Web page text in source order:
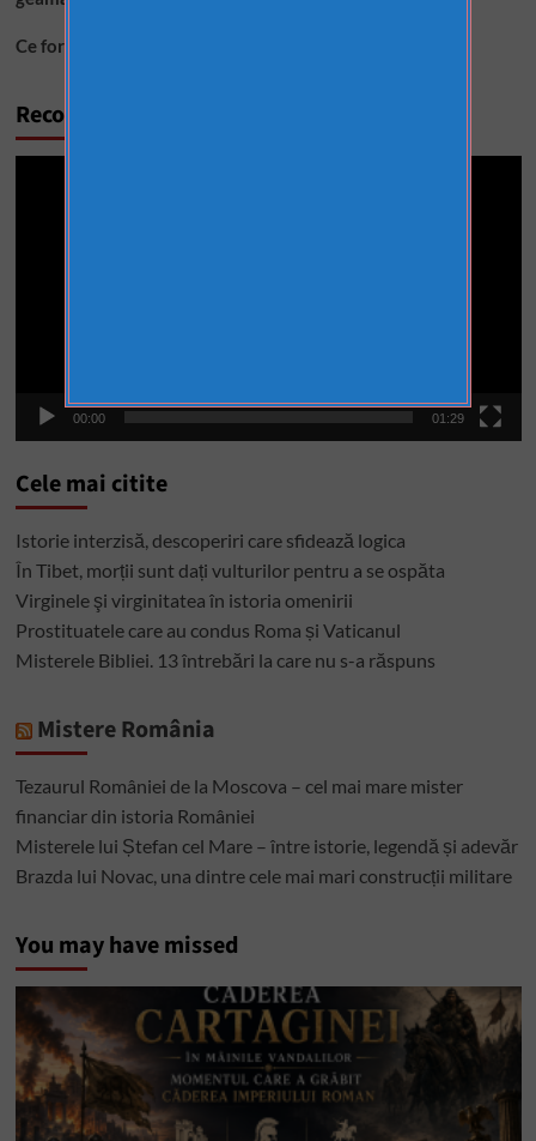
Ce formă are, de fapt, Universul?
Recomandări video
00:00 01:29
Cele mai citite
Istorie interzisă, descoperiri care sfidează logica
În Tibet, morții sunt dați vulturilor pentru a se ospăta
Virginele şi virginitatea în istoria omenirii
Prostituatele care au condus Roma și Vaticanul
Misterele Bibliei. 13 întrebări la care nu s-a răspuns
Mistere România
Tezaurul României de la Moscova – cel mai mare mister
financiar din istoria României
Misterele lui Ștefan cel Mare – între istorie, legendă și adevăr
Brazda lui Novac, una dintre cele mai mari construcții militare
You may have missed